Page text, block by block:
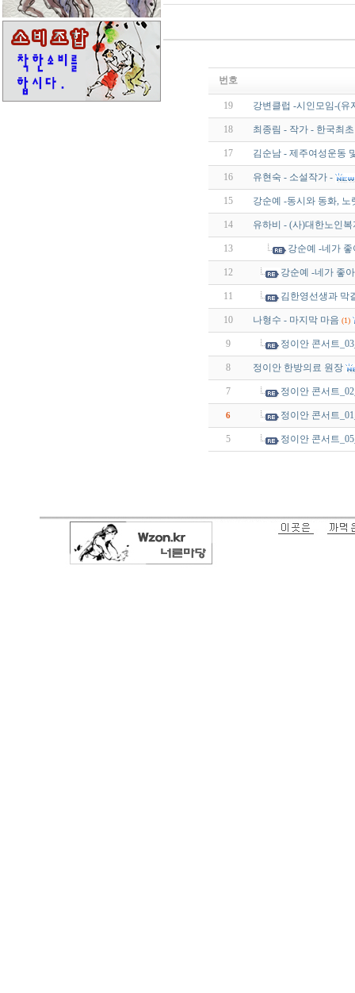
번호
19 강변클럽 -시인모임-(유
18 최종림 - 작가 - 한국최
17 김순남 - 제주여성운동
16 유현숙 - 소설작가 -
15 강순예 -동시와 동화, 노
14 유하비 - (사)대한노인
13 강순예 -네가 좋
12 강순예 -네가 좋
11 김한영선생과 막
10 나형수 - 마지막 마음 (1)
9 정이안 콘서트
8 정이안 한방의료 원장
7 정이안 콘서트
6 정이안 콘서트
5 정이안 콘서트